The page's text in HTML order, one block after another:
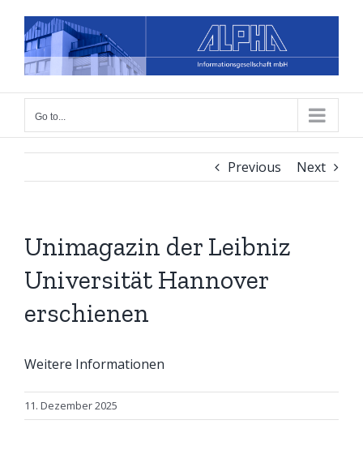
content
Go to...
Previous Next
Unimagazin der Leibniz
Universität Hannover
erschienen
Weitere Informationen
11. Dezember 2025